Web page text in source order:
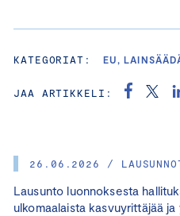
26.06.2026 /
Lausunto luonnoksesta
ulkomaalaista kasvuyrittäjää
KATEGORIAT: EU,
JAA ARTIKKELI: